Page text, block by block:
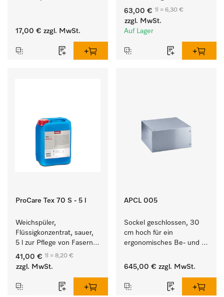
17,00 € zzgl. MwSt.
für eine langfristige
Geschmeidigkeit der
Textilien.
63,00 € 1l = 6,30 €
zzgl. MwSt.
Auf Lager
ProCare Tex 70 S - 5 l
Weichspüler,
Flüssigkonzentrat, sauer,
5 l zur Pflege von Fasern
für eine langfristige
Geschmeidigkeit der
41,00 € 1l = 8,20 €
zzgl. MwSt.
APCL 005
Sockel geschlossen, 30
cm hoch für ein
ergonomisches Be- und
Waschmaschine und
645,00 € zzgl. MwSt.